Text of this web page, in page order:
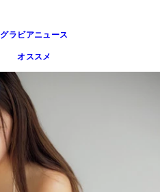
グラビアニュース
オススメ